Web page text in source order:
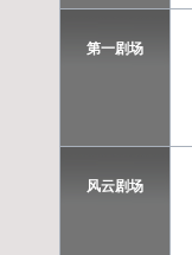
TVB-星河
第一剧场
风云剧场